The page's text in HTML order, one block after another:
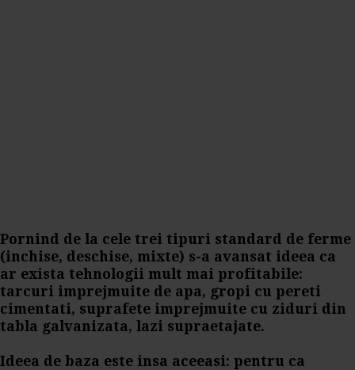
Pornind de la cele trei tipuri standard de ferme
(inchise, deschise, mixte) s-a avansat ideea ca
ar exista tehnologii mult mai profitabile:
tarcuri imprejmuite de apa, gropi cu pereti
cimentati, suprafete imprejmuite cu ziduri din
tabla galvanizata, lazi supraetajate.
Ideea de baza este insa aceeasi: pentru ca